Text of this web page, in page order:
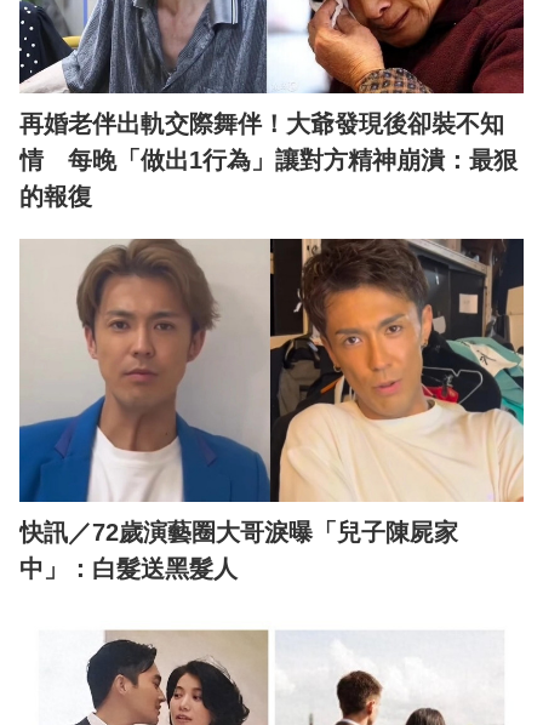
再婚老伴出軌交際舞伴！大爺發現後卻裝不知
情 每晚「做出1行為」讓對方精神崩潰：最狠
的報復
快訊／72歲演藝圈大哥淚曝「兒子陳屍家
中」：白髮送黑髮人